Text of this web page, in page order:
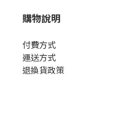
購物說明
付費方式
運送方式
退換貨政策